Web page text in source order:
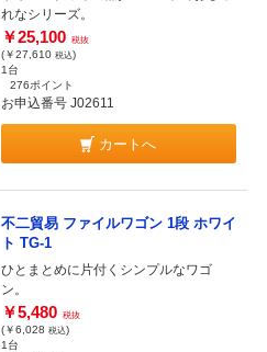
れなシリーズ。
￥25,100 税抜
(￥27,610 税込)
1台
276ポイント
お申込番号 J02611
カートへ
不二貿易 ファイルワゴン 1段 ホワイ
ト TG-1
ひとまとめに片付くシンプルなワゴ
ン。
￥5,480 税抜
(￥6,028 税込)
1台